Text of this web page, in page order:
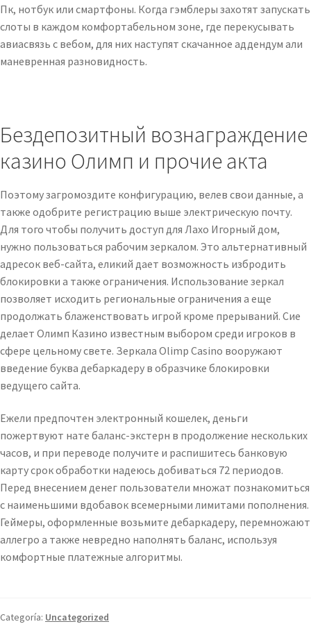
Пк, нотбук или смартфоны. Когда гэмблеры захотят запускать
слоты в каждом комфортабельном зоне, где перекусывать
авиасвязь с вебом, для них наступят скачанное аддендум али
маневренная разновидность.
Бездепозитный вознаграждение
казино Олимп и прочие акта
Поэтому загромоздите конфигурацию, велев свои данные, а
также одобрите регистрацию выше электрическую почту.
Для того чтобы получить доступ для Лахо Игорный дом,
нужно пользоваться рабочим зеркалом. Это альтернативный
адресок веб-сайта, еликий дает возможность избродить
блокировки а также ограничения. Использование зеркал
позволяет исходить региональные ограничения а еще
продолжать блаженствовать игрой кроме прерываний. Сие
делает Олимп Казино известным выбором среди игроков в
сфере цельному свете. Зеркала Olimp Casino вооружают
введение буква дебаркадеру в образчике блокировки
ведущего сайта.
Ежели предпочтен электронный кошелек, деньги
пожертвуют нате баланс-экстерн в продолжение нескольких
часов, и при переводе получите и распишитесь банковую
карту срок обработки надеюсь добиваться 72 периодов.
Перед внесением денег пользователи множат познакомиться
с наименьшими вдобавок всемерными лимитами пополнения.
Геймеры, оформленные возьмите дебаркадеру, перемножают
аллегро а также невредно наполнять баланс, используя
комфортные платежные алгоритмы.
Categoría: Uncategorized